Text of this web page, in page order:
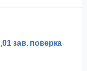
зав. поверка